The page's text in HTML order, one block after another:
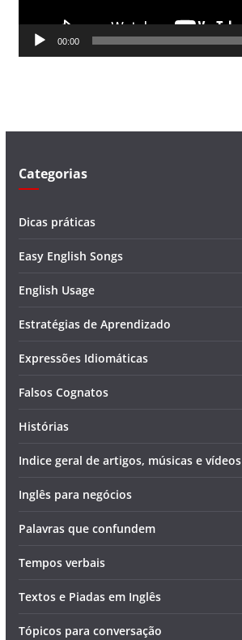
d
00:00
Categorias
Dicas práticas
Easy English Songs
English Usage
Estratégias de Aprendizado
Expressões Idiomáticas
Falsos Cognatos
Histórias
Indice geral de artigos, músicas e vídeos
Inglês para negócios
Palavras que confundem
Tempos verbais
Textos e Piadas em Inglês
Tópicos para conversação